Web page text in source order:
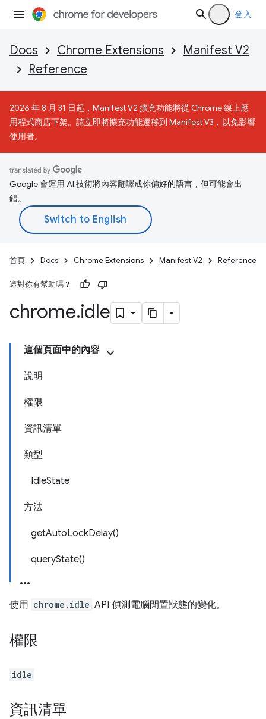
登入
Docs Chrome Extensions
Manifest V2
Reference
2026 年 8 月 31 日起，Manifest V2 擴充功能將從 Chrome 線上應
用程式商店下架。請立即將擴充功能遷移到 Manifest V3，以免影響
使用者。
Google 會運用 AI 技術將內容翻譯成你偏好的語言，但可能會出
錯。
首頁 Docs Chrome Extensions Manifest V2 Reference
這對你有幫助嗎？
chrome.idle
這個頁面中的內容
說明
權限
資訊清單
類型
IdleState
方法
getAutoLockDelay()
queryState()
使用 chrome.idle API 偵測電腦閒置狀態的變化。
權限
idle
資訊清單